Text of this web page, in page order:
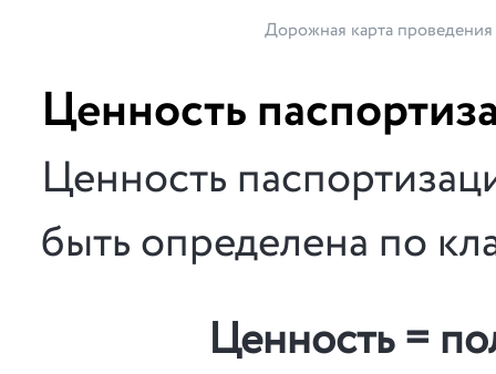
Дорожная карта
Ценность
Ценность
быть определена по
Ценность =